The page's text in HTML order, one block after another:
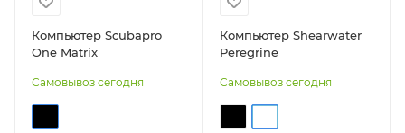
Компьютер Scubapro
One Matrix
Самовывоз сегодня
Компьютер Shearwater
Peregrine
Самовывоз сегодня